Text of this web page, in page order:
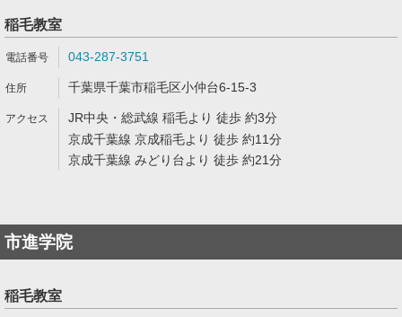
稲毛教室
043-287-3751
千葉県千葉市稲毛区小仲台6-15-3
JR中央・総武線 稲毛より 徒歩 約3分
京成千葉線 京成稲毛より 徒歩 約11分
京成千葉線 みどり台より 徒歩 約21分
市進学院
稲毛教室